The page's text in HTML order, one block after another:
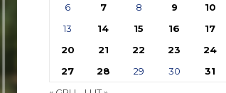
6
7 8 9 10
13
14 15 16 17
20
21 22 23 24
27
28 29 30
31